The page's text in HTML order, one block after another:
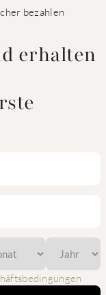
bezahlen
erhalten